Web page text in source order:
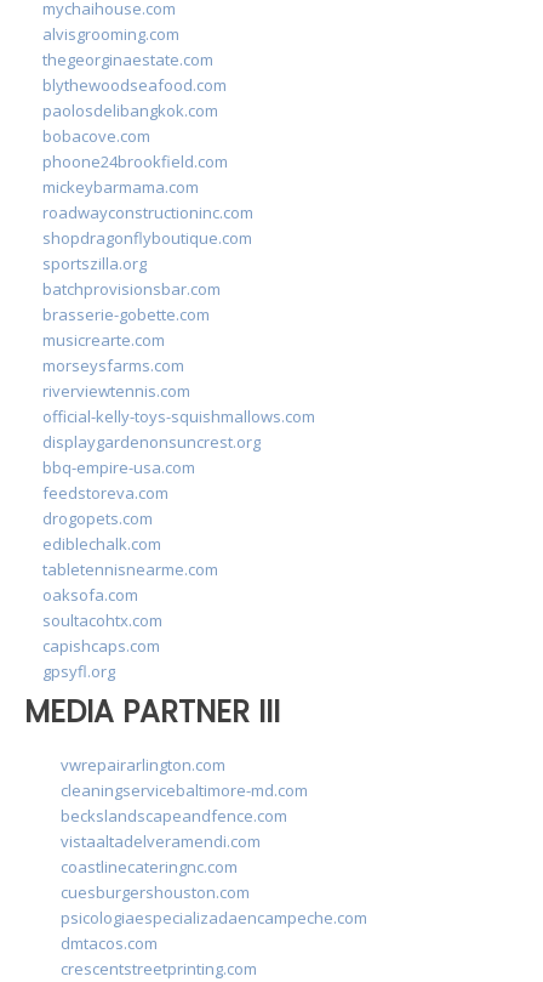
mychaihouse.com
alvisgrooming.com
thegeorginaestate.com
blythewoodseafood.com
paolosdelibangkok.com
bobacove.com
phoone24brookfield.com
mickeybarmama.com
roadwayconstructioninc.com
shopdragonflyboutique.com
sportszilla.org
batchprovisionsbar.com
brasserie-gobette.com
musicrearte.com
morseysfarms.com
riverviewtennis.com
official-kelly-toys-squishmallows.com
displaygardenonsuncrest.org
bbq-empire-usa.com
feedstoreva.com
drogopets.com
ediblechalk.com
tabletennisnearme.com
oaksofa.com
soultacohtx.com
capishcaps.com
gpsyfl.org
MEDIA PARTNER III
vwrepairarlington.com
cleaningservicebaltimore-md.com
beckslandscapeandfence.com
vistaaltadelveramendi.com
coastlinecateringnc.com
cuesburgershouston.com
psicologiaespecializadaencampeche.com
dmtacos.com
crescentstreetprinting.com